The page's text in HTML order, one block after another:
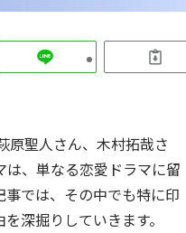
原聖人さん、木村拓哉さ
、単なる恋愛ドラマに留
事では、その中でも特に印
深掘りしていきます。